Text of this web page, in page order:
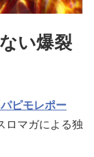
い爆裂
パピモレポー
ロマガによる独